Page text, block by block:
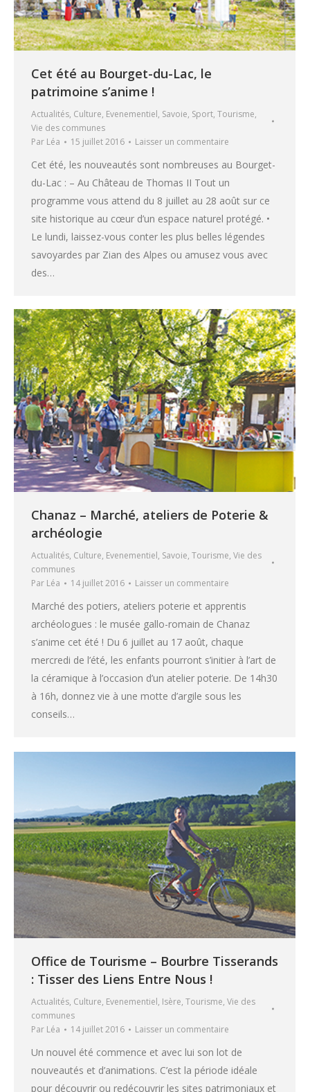
Cet été au Bourget-du-Lac, le
patrimoine s’anime !
Actualités, Culture, Evenementiel, Savoie, Sport, Tourisme,
Vie des communes
Par Léa 15 juillet 2016 Laisser un commentaire
Cet été, les nouveautés sont nombreuses au Bourget-
du-Lac : – Au Château de Thomas II Tout un
programme vous attend du 8 juillet au 28 août sur ce
site historique au cœur d’un espace naturel protégé. •
Le lundi, laissez-vous conter les plus belles légendes
savoyardes par Zian des Alpes ou amusez vous avec
des…
Chanaz – Marché, ateliers de Poterie &
archéologie
Actualités, Culture, Evenementiel, Savoie, Tourisme, Vie des
communes
Par Léa 14 juillet 2016 Laisser un commentaire
Marché des potiers, ateliers poterie et apprentis
archéologues : le musée gallo-romain de Chanaz
s’anime cet été ! Du 6 juillet au 17 août, chaque
mercredi de l’été, les enfants pourront s’initier à l’art de
la céramique à l’occasion d’un atelier poterie. De 14h30
à 16h, donnez vie à une motte d’argile sous les
conseils…
Office de Tourisme – Bourbre Tisserands
: Tisser des Liens Entre Nous !
Actualités, Culture, Evenementiel, Isère, Tourisme, Vie des
communes
Par Léa 14 juillet 2016 Laisser un commentaire
Un nouvel été commence et avec lui son lot de
nouveautés et d’animations. C’est la période idéale
pour découvrir ou redécouvrir les sites patrimoniaux et